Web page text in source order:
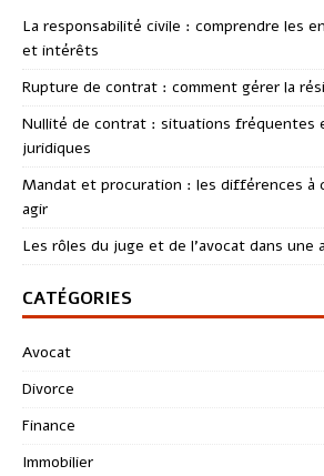
La responsabilité civile : comprendre les
et intérêts
Rupture de contrat : comment gérer la
Nullité de contrat : situations fréquentes
juridiques
Mandat et procuration : les différences à
agir
Les rôles du juge et de l’avocat dans une
CATÉGORIES
Avocat
Divorce
Finance
Immobilier